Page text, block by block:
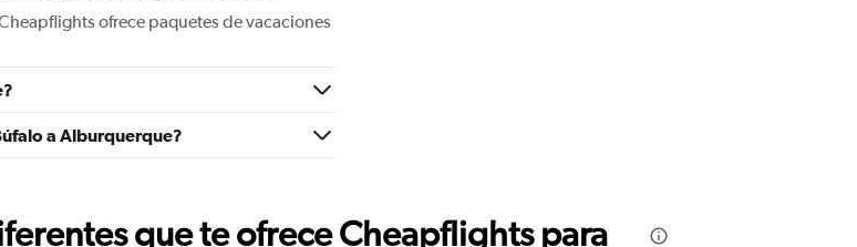
ofrece paquetes de vacaciones
a Alburquerque?
que te ofrece Cheapflights para